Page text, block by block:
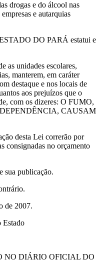
drogas e do álcool nas
e autarquias
DO PARÁ estatui e
as unidades escolares,
manterem, em caráter
destaque e nos locais de
aos prejuízos que o
com os dizeres: O FUMO,
CAUSAM
desta Lei correrão por
consignadas no orçamento
sua publicação.
de 2007.
NO DIÁRIO OFICIAL DO